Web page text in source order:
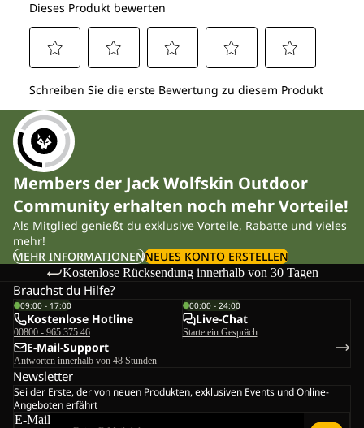
Members der Jack Wolfskin Outdoor
Community erhalten noch mehr Vorteile!
Als Mitglied genießt du exklusive Vorteile, Rabatte und vieles
mehr!
MEHR INFORMATIONENNEUES KONTO ERSTELLEN
Kostenlose Rücksendung innerhalb von 30 Tagen
Brauchst du Hilfe?
09:00 - 17:00
Kostenlose Hotline
00800 - 965 375 46
00:00 - 24:00
Live-Chat
Starte ein Gespräch
E-Mail-Support
Antworten innerhalb von 48 Stunden
Newsletter
Sei der Erste, der von neuen Produkten, exklusiven Events und Online-
Angeboten erfährt
E-Mail